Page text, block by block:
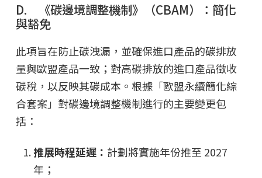
D. 《碳邊境調整機制》（CBAM）：簡化
與豁免
此項旨在防止碳洩漏，並確保進口產品的碳排放
量與歐盟產品一致；對高碳排放的進口產品徵收
碳稅，以反映其碳成本。根據「歐盟永續簡化綜
合套案」對碳邊境調整機制進行的主要變更包
括：
推展時程延遲： 計劃將實施年份推至 2027
年；